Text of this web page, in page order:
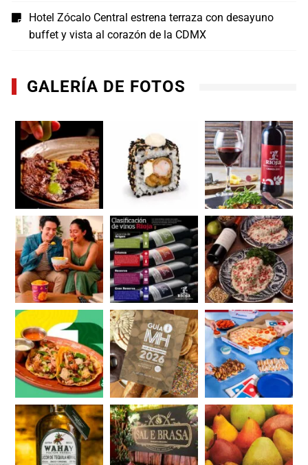
Hotel Zócalo Central estrena terraza con desayuno
buffet y vista al corazón de la CDMX
GALERÍA DE FOTOS